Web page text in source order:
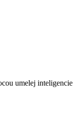
umelej inteligencie